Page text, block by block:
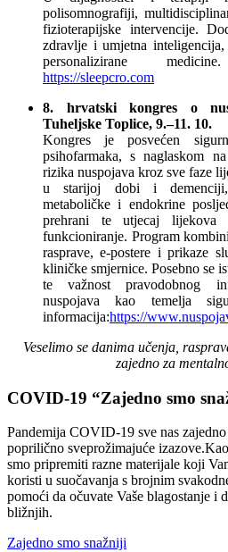
polisomnografiji,
fizioterapijske intervencije.
zdravlje i umjetna
personalizirane
https://sleepcro.com
8. hrvatski kongres o
Tuheljske Toplice, 9.–11. 10.
Kongres je posvećen
psihofarmaka, s naglaskom
rizika nuspojava kroz sve faze
u starijoj dobi i
metaboličke i endokrine
prehrani te utjecaj
funkcioniranje. Program
rasprave, e-postere i prikaze
kliničke smjernice. Posebno se
te važnost pravodobnog
nuspojava kao temelja
informacija:https://
Veselimo se danima učenja,
zajedno za
COVID-19 “Zajedno smo
Pandemija COVID-19 sve nas
poprilično sveprožimajuće
smo pripremiti razne materijale koji
koristi u suočavanja s brojnim
pomoći da očuvate Vaše blagostanje i
bližnjih.
Zajedno smo snažniji